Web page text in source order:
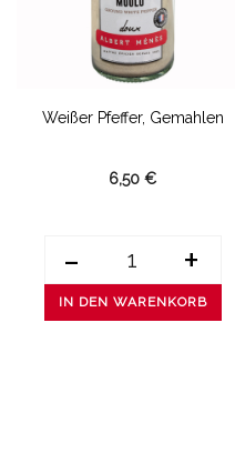
Weißer Pfeffer, Gemahlen
6,50 €
- +
IN DEN WARENKORB